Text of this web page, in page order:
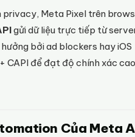
privacy, Meta Pixel trên
gửi dữ liệu trực tiếp từ
bởi ad blockers hay iOS
CAPI để đạt độ chính xác
Của Meta